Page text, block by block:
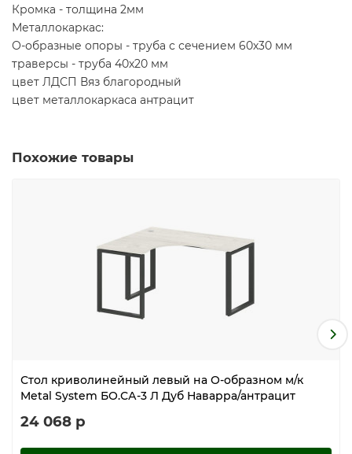
Кромка - толщина 2мм
Металлокаркас:
О-образные опоры - труба с сечением 60х30 мм
траверсы - труба 40х20 мм
цвет ЛДСП Вяз благородный
цвет металлокаркаса антрацит
Похожие товары
Стол криволинейный левый на О-образном м/к
Metal System БО.СА-3 Л Дуб Наварра/антрацит
24 068 р